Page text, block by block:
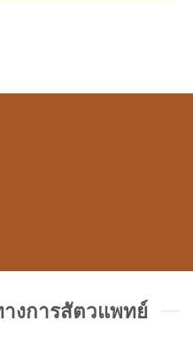
งการสัตวแพทย์